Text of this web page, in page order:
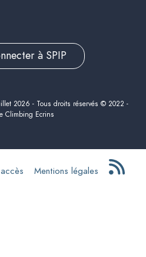
à SPIP
2026 - Tous droits réservés © 2022 -
Climbing Ecrins
Mentions légales